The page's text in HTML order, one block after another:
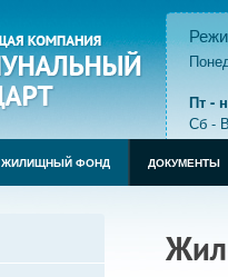
Пт -
Сб -
ЖИЛИЩНЫЙ ФОНД ДОКУМЕНТЫ